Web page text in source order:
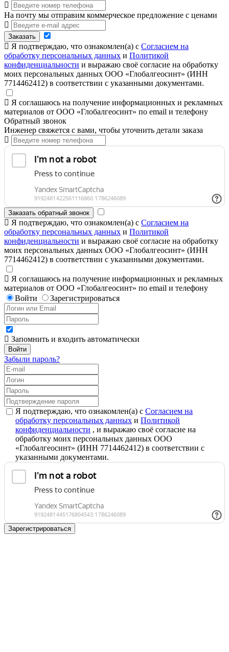
На почту мы отправим коммерческое предложение с ценами
Заказать
Я подтверждаю, что ознакомлен(а) с Согласием на
обработку персональных данных и Политикой
конфиденциальности и выражаю своё согласие на обработку
моих персональных данных ООО «Глобалгеосинт» (ИНН
7714462412) в соответствии с указанными документами.
Я соглашаюсь на получение информационных и рекламных
материалов от ООО «Глобалгеосинт» по email и телефону
Обратный звонок
Инженер свяжется с вами, чтобы уточнить детали заказа
Заказать обратный звонок
Я подтверждаю, что ознакомлен(а) с Согласием на
обработку персональных данных и Политикой
конфиденциальности и выражаю своё согласие на обработку
моих персональных данных ООО «Глобалгеосинт» (ИНН
7714462412) в соответствии с указанными документами.
Я соглашаюсь на получение информационных и рекламных
материалов от ООО «Глобалгеосинт» по email и телефону
Войти
Зарегистрироваться
Запомнить и входить автоматически
Забыли пароль?
Я подтверждаю, что ознакомлен(а) с Согласием на
обработку персональных данных и Политикой
конфиденциальности , и выражаю своё согласие на
обработку моих персональных данных ООО
«Глобалгеосинт» (ИНН 7714462412) в соответствии с
указанными документами.